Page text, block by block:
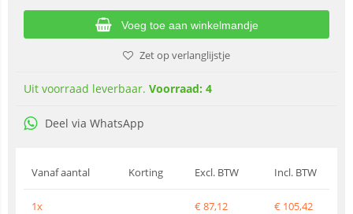
Voeg toe aan winkelmandje
Zet op verlanglijstje
Uit voorraad leverbaar. Voorraad: 4
Deel via WhatsApp
Vanaf aantal Korting Excl. BTW Incl. BTW
1x €87,12 € 105,42